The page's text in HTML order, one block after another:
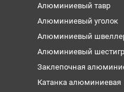
Алюминиевый тавр
Алюминиевый уголок
Алюминиевый
Алюминиевый
Заклепочная
Катанка алюминиевая